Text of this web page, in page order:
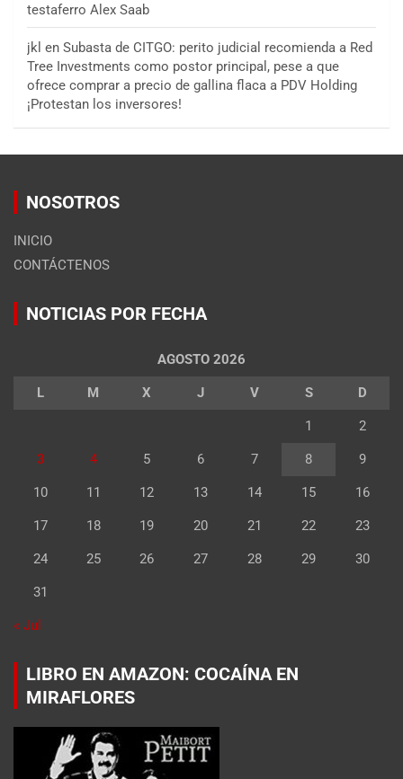
testaferro Alex Saab
jkl en Subasta de CITGO: perito judicial recomienda a Red
Tree Investments como postor principal, pese a que
ofrece comprar a precio de gallina flaca a PDV Holding
¡Protestan los inversores!
NOSOTROS
INICIO
CONTÁCTENOS
NOTICIAS POR FECHA
AGOSTO 2026
L M X J V S D
1 2
3 4 5 6 7 8 9
10 11 12 13 14 15 16
17 18 19 20 21 22 23
24 25 26 27 28 29 30
31
« Jul
LIBRO EN AMAZON: COCAÍNA EN
MIRAFLORES